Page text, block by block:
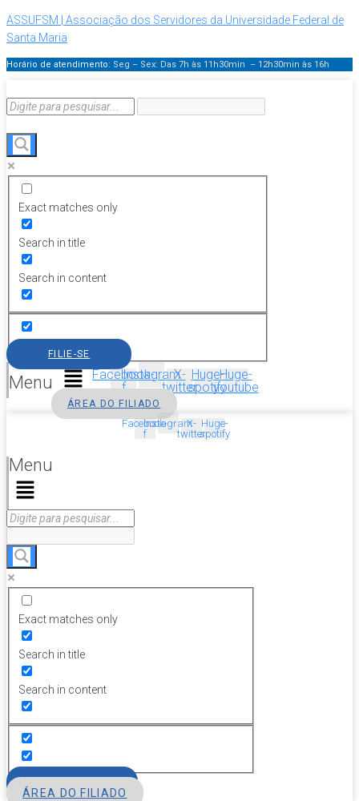
ASSUFSM | Associação dos Servidores da Universidade Federal de
Santa Maria
Horário de atendimento: Seg – Sex: Das 7h às 11h30min – 12h30min às 16h
Exact matches only
Search in title
Search in content
Menu
FILIE-SE
Facebook-
f
InstagramX-
twitter
Huge-
spotify
Huge-
youtube
ÁREA DO FILIADO
Facebook-
f
InstagramX-
twitter
Huge-
spotify
Menu
Exact matches only
Search in title
Search in content
ÁREA DO FILIADO